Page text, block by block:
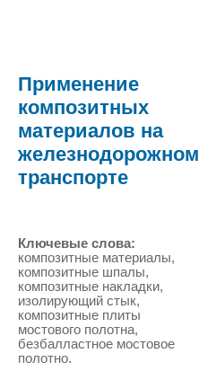
Применение
композитных
материалов на
железнодорожном
транспорте
Ключевые слова:
композитные материалы,
композитные шпалы,
композитные накладки,
изолирующий стык,
композитные плиты
мостового полотна,
безбалластное мостовое
полотно.